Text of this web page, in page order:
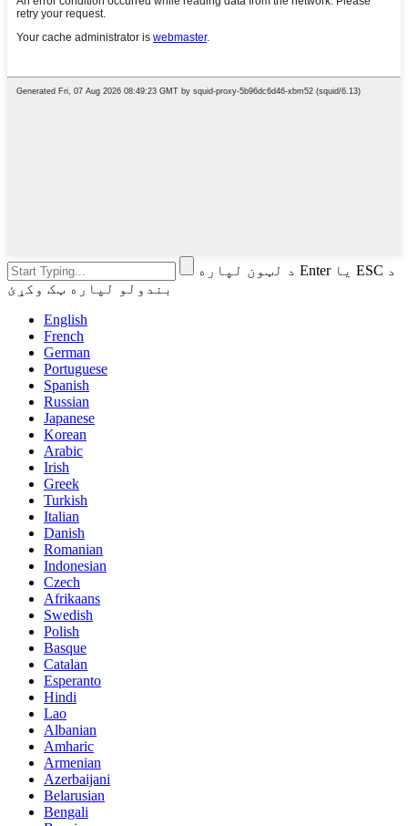
د لټون لپاره Enter یا ESC د
بندولو لپاره ټک وکړئ
English
French
German
Portuguese
Spanish
Russian
Japanese
Korean
Arabic
Irish
Greek
Turkish
Italian
Danish
Romanian
Indonesian
Czech
Afrikaans
Swedish
Polish
Basque
Catalan
Esperanto
Hindi
Lao
Albanian
Amharic
Armenian
Azerbaijani
Belarusian
Bengali